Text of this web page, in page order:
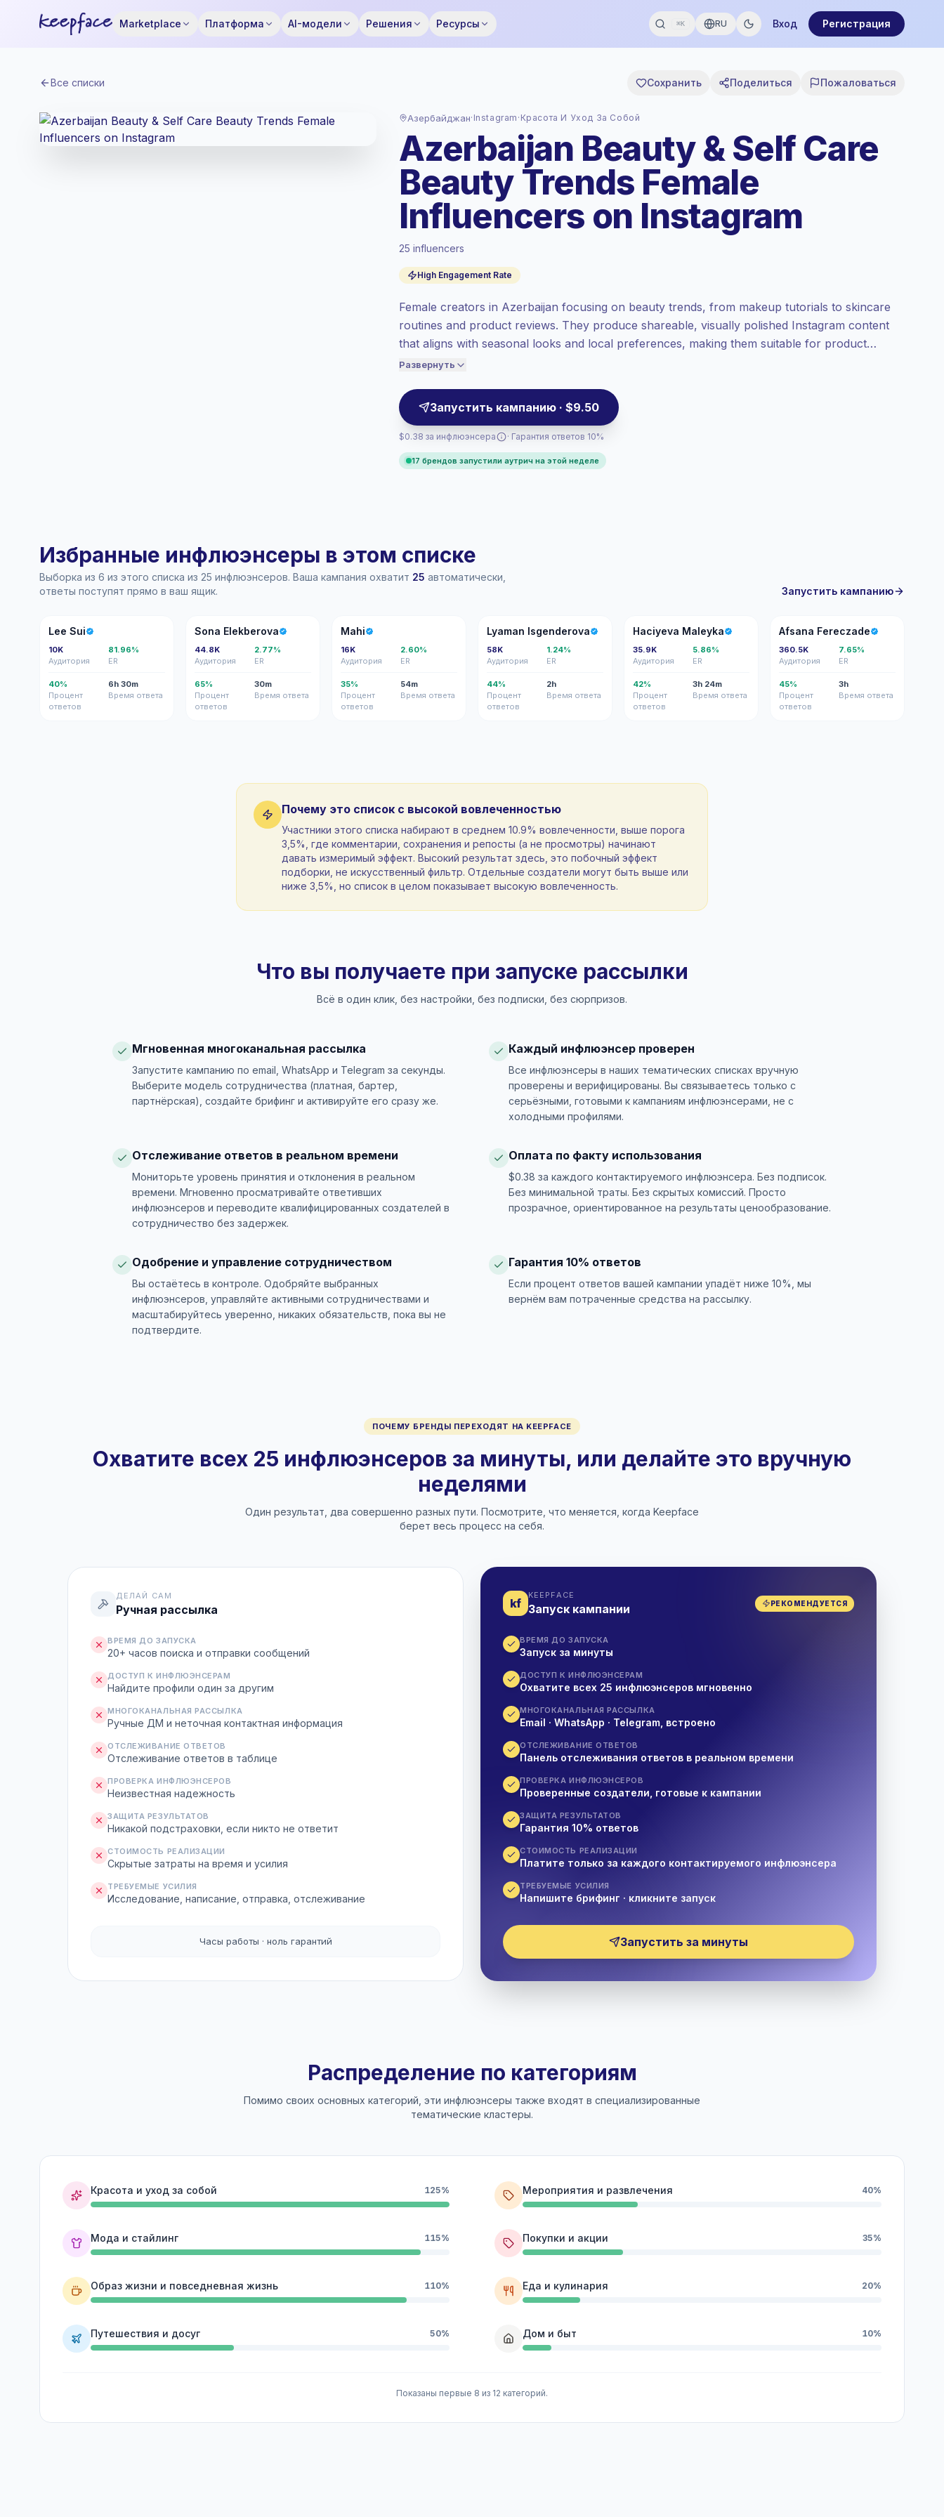
Marketplace Платформа AI-модели Решения Ресурсы ⌘K RU Вход Регистрация
Все списки Сохранить Поделиться Пожаловаться
Азербайджан· Instagram · Красота И Уход За Собой
Azerbaijan Beauty & Self Care
Beauty Trends Female
Influencers on Instagram
25 influencers
High Engagement Rate
Female creators in Azerbaijan focusing on beauty trends, from makeup tutorials to skincare
routines and product reviews. They produce shareable, visually polished Instagram content
that aligns with seasonal looks and local preferences, making them suitable for product
launches and tutorial-led campaigns. Campaign-ready with verifiable engagement.
Развернуть
Запустить кампанию · $9.50
$0.38 за инфлюэнсера
Стандартный рынок
установлен по стандартный рынок
тарифу от Keepface.
= больше ценности за контакт.
Топовое взаимодействие (10.9%
средний ER), заинтересованные
аудитории лучше конвертируются,
соответственно.
· Гарантия ответов 10%
17 брендов запустили аутрич на этой неделе
Избранные инфлюэнсеры в этом списке
Выборка из 6 из этого списка из 25 инфлюэнсеров. Ваша кампания охватит 25 автоматически,
ответы поступят прямо в ваш ящик.
Запустить кампанию
LS
Lee Sui
10K
Аудитория
81.96%
ER
40%
Процент
ответов
6h 30m
Время ответа
SE
Sona Elekberova
44.8K
Аудитория
2.77%
ER
65%
Процент
ответов
30m
Время ответа
M
Mahi
16K
Аудитория
2.60%
ER
35%
Процент
ответов
54m
Время ответа
LI
Lyaman Isgenderova
58K
Аудитория
1.24%
ER
44%
Процент
ответов
2h
Время ответа
HM
Haciyeva Maleyka
35.9K
Аудитория
5.86%
ER
42%
Процент
ответов
3h 24m
Время ответа
AF
Afsana Fereczade
360.5K
Аудитория
7.65%
ER
45%
Процент
ответов
3h
Время ответа
Почему это список с высокой вовлеченностью
Участники этого списка набирают в среднем 10.9% вовлеченности, выше порога
3,5%, где комментарии, сохранения и репосты (а не просмотры) начинают
давать измеримый эффект. Высокий результат здесь, это побочный эффект
подборки, не искусственный фильтр. Отдельные создатели могут быть выше или
ниже 3,5%, но список в целом показывает высокую вовлеченность.
Что вы получаете при запуске рассылки
Всё в один клик, без настройки, без подписки, без сюрпризов.
Мгновенная многоканальная рассылка
Запустите кампанию по email, WhatsApp и Telegram за секунды.
Выберите модель сотрудничества (платная, бартер,
партнёрская), создайте брифинг и активируйте его сразу же.
Каждый инфлюэнсер проверен
Все инфлюэнсеры в наших тематических списках вручную
проверены и верифицированы. Вы связываетесь только с
серьёзными, готовыми к кампаниям инфлюэнсерами, не с
холодными профилями.
Отслеживание ответов в реальном времени
Мониторьте уровень принятия и отклонения в реальном
времени. Мгновенно просматривайте ответивших
инфлюэнсеров и переводите квалифицированных создателей в
сотрудничество без задержек.
Оплата по факту использования
$0.38 за каждого контактируемого инфлюэнсера. Без подписок.
Без минимальной траты. Без скрытых комиссий. Просто
прозрачное, ориентированное на результаты ценообразование.
Одобрение и управление сотрудничеством
Вы остаётесь в контроле. Одобряйте выбранных
инфлюэнсеров, управляйте активными сотрудничествами и
масштабируйтесь уверенно, никаких обязательств, пока вы не
подтвердите.
Гарантия 10% ответов
Если процент ответов вашей кампании упадёт ниже 10%, мы
вернём вам потраченные средства на рассылку.
ПОЧЕМУ БРЕНДЫ ПЕРЕХОДЯТ НА KEEPFACE
Охватите всех 25 инфлюэнсеров за минуты, или делайте это вручную
неделями
Один результат, два совершенно разных пути. Посмотрите, что меняется, когда Keepface
берет весь процесс на себя.
kf
KEEPFACE
Запуск кампании РЕКОМЕНДУЕТСЯ
ВРЕМЯ ДО ЗАПУСКА
Запуск за минуты
ДОСТУП К ИНФЛЮЭНСЕРАМ
Охватите всех 25 инфлюэнсеров мгновенно
МНОГОКАНАЛЬНАЯ РАССЫЛКА
Email · WhatsApp · Telegram, встроено
ОТСЛЕЖИВАНИЕ ОТВЕТОВ
Панель отслеживания ответов в реальном времени
ПРОВЕРКА ИНФЛЮЭНСЕРОВ
Проверенные создатели, готовые к кампании
ЗАЩИТА РЕЗУЛЬТАТОВ
Гарантия 10% ответов
СТОИМОСТЬ РЕАЛИЗАЦИИ
Платите только за каждого контактируемого инфлюэнсера
ТРЕБУЕМЫЕ УСИЛИЯ
Напишите брифинг · кликните запуск
Запустить за минуты
ДЕЛАЙ САМ
Ручная рассылка
ВРЕМЯ ДО ЗАПУСКА
20+ часов поиска и отправки сообщений
ДОСТУП К ИНФЛЮЭНСЕРАМ
Найдите профили один за другим
МНОГОКАНАЛЬНАЯ РАССЫЛКА
Ручные ДМ и неточная контактная информация
ОТСЛЕЖИВАНИЕ ОТВЕТОВ
Отслеживание ответов в таблице
ПРОВЕРКА ИНФЛЮЭНСЕРОВ
Неизвестная надежность
ЗАЩИТА РЕЗУЛЬТАТОВ
Никакой подстраховки, если никто не ответит
СТОИМОСТЬ РЕАЛИЗАЦИИ
Скрытые затраты на время и усилия
ТРЕБУЕМЫЕ УСИЛИЯ
Исследование, написание, отправка, отслеживание
Часы работы · ноль гарантий
Распределение по категориям
Помимо своих основных категорий, эти инфлюэнсеры также входят в специализированные
тематические кластеры.
Красота и уход за собой 125%
Мода и стайлинг 115%
Образ жизни и повседневная жизнь 110%
Путешествия и досуг 50%
Мероприятия и развлечения 40%
Покупки и акции 35%
Еда и кулинария 20%
Дом и быт 10%
Показаны первые 8 из 12 категорий.